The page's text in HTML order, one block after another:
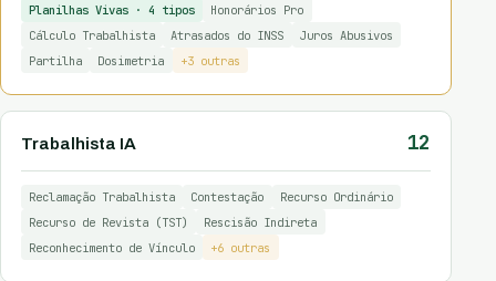
Planilhas Vivas · 4 tipos
Honorários Pro
Cálculo Trabalhista
Atrasados do INSS
Juros Abusivos
Partilha
Dosimetria +3 outras
Trabalhista IA 12
Reclamação Trabalhista Contestação
Recurso Ordinário
Recurso de Revista (TST)
Rescisão Indireta
Reconhecimento de Vínculo
+6 outras